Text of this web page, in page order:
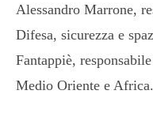
Alessandro Marrone,
Difesa, sicurezza e
Fantappiè,
Medio Oriente e Africa.